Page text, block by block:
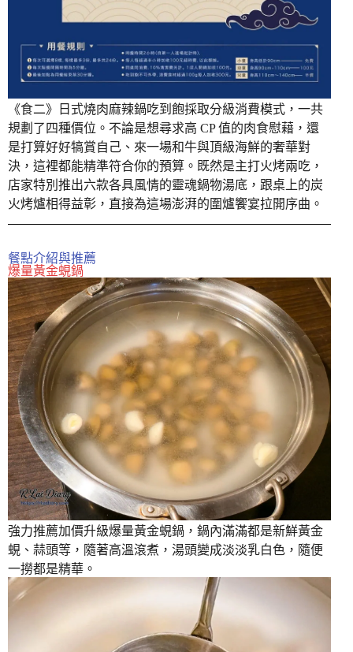
《食二》日式燒肉麻辣鍋吃到飽採取分級消費模式，一共
規劃了四種價位。不論是想尋求高 CP 值的肉食慰藉，還
是打算好好犒賞自己、來一場和牛與頂級海鮮的奢華對
決，這裡都能精準符合你的預算。既然是主打火烤兩吃，
店家特別推出六款各具風情的靈魂鍋物湯底，跟桌上的炭
火烤爐相得益彰，直接為這場澎湃的圍爐饗宴拉開序曲。
餐點介紹與推薦
爆量黃金蜆鍋
強力推薦加價升級爆量黃金蜆鍋，鍋內滿滿都是新鮮黃金
蜆、蒜頭等，隨著高溫滾煮，湯頭變成淡淡乳白色，隨便
一撈都是精華。